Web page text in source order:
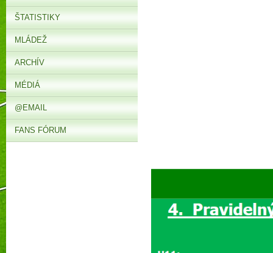
ŠTATISTIKY
MLÁDEŽ
ARCHÍV
MÉDIÁ
@EMAIL
FANS FÓRUM